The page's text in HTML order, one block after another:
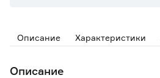
Описание Характеристики
Описание